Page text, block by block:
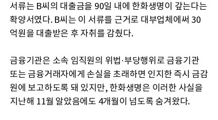
서류는 B씨의 대출금을 90일 내에 한화생명이 갚는다는
확양서였다. B씨는 이 서류를 근거로 대부업체에써 30
억원을 대출받은 후 자취를 감췄다.
금융기관은 소속 임직원의 위법·부당행위로 금융기관
또는 금융거래자에게 손실을 초래하면 인지한 즉시 금감
원에 보고하도록 돼 있지만, 한화생명은 이러한 사실을
지난해 11월 알았음에도 4개월이 넘도록 숨겨왔다.